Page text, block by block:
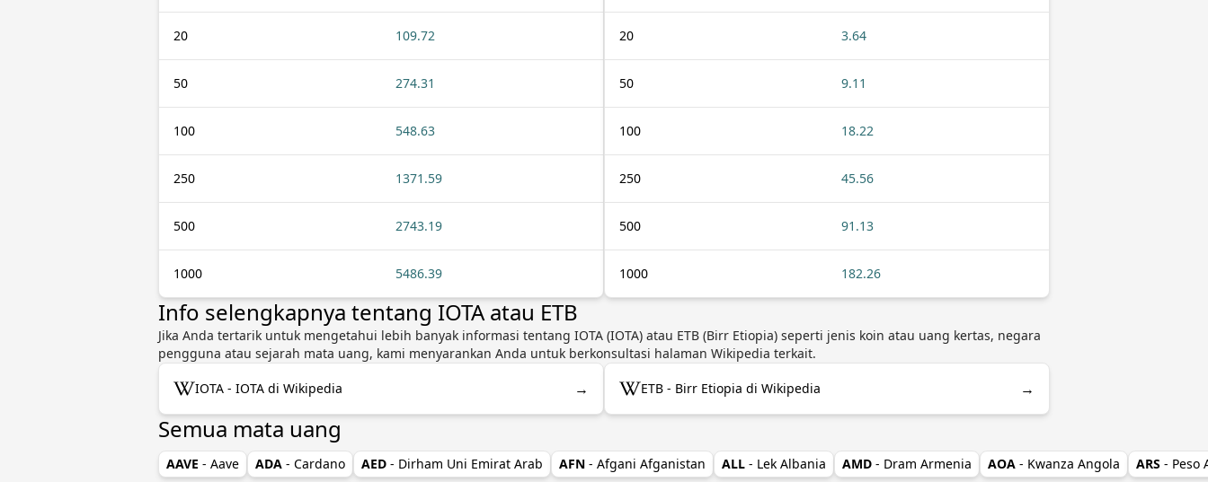
20 109.72
50 274.31
100 548.63
250 1371.59
500 2743.19
1000 5486.39
20 3.64
50 9.11
100 18.22
250 45.56
500 91.13
1000 182.26
Info selengkapnya tentang IOTA atau ETB
Jika Anda tertarik untuk mengetahui lebih banyak informasi tentang IOTA (IOTA) atau ETB (Birr Etiopia) seperti jenis koin atau uang kertas, negara
pengguna atau sejarah mata uang, kami menyarankan Anda untuk berkonsultasi halaman Wikipedia terkait.
IOTA - IOTA di Wikipedia → ETB - Birr Etiopia di Wikipedia →
Semua mata uang
AAVE - Aave ADA - Cardano AED - Dirham Uni Emirat Arab AFN - Afgani Afganistan ALL - Lek Albania AMD - Dram Armenia AOA - Kwanza Angola ARS - Peso